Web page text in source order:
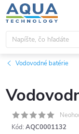
Prejsť
na
obsah
Vodovodné batérie
Kód: AQC0001132